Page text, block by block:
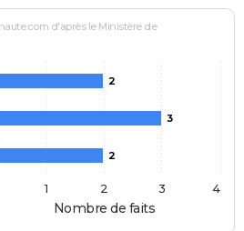
Nombre de faits
d'après le Ministère de
2
3
2
1 2 3 4